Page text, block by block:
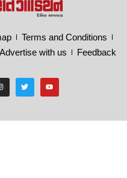
Terms and Conditions
Advertise with us Feedback